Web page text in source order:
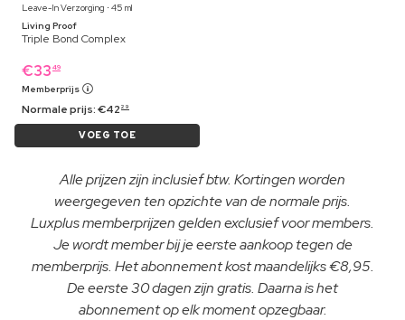
Leave-In Verzorging ⋅ 45 ml
Living Proof
Triple Bond Complex
€33 49
Memberprijs
Normale prijs:€42 29
VOEG TOE
Alle prijzen zijn inclusief btw. Kortingen worden
weergegeven ten opzichte van de normale prijs.
Luxplus memberprijzen gelden exclusief voor members.
Je wordt member bij je eerste aankoop tegen de
memberprijs. Het abonnement kost maandelijks €8,95.
De eerste 30 dagen zijn gratis. Daarna is het
abonnement op elk moment opzegbaar.